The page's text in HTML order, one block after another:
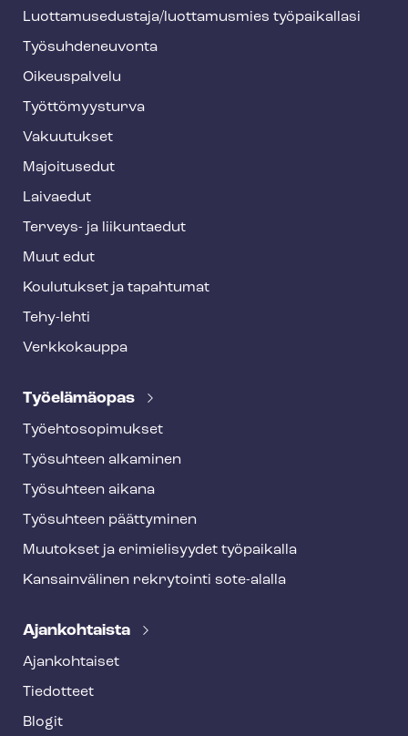
f
o
o
t
e
Luot­ta­muse­dus­ta­ja/luottamusmies työpaikallasi
Työ­suh­de­neu­von­ta
Oikeuspalvelu
Työt­tö­myys­tur­va
Vakuutukset
Majoitusedut
Laivaedut
Terveys- ja liikuntaedut
Muut edut
Koulutukset ja tapahtumat
Tehy-lehti
Verkkokauppa
Työelämäopas
Työ­eh­to­so­pi­muk­set
Työsuhteen alkaminen
Työsuhteen aikana
Työsuhteen päättyminen
Muutokset ja erimielisyydet työpaikalla
Kansainvälinen rekrytointi sote-alalla
Ajankohtaista
Ajankohtaiset
Tiedotteet
Blogit